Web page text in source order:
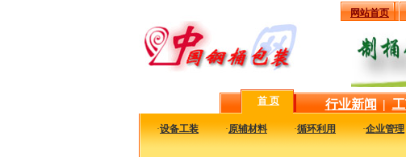
网站首页
首 页
行业新闻 |
·设备工装 ·原辅材料 ·循环利用 ·企业管理